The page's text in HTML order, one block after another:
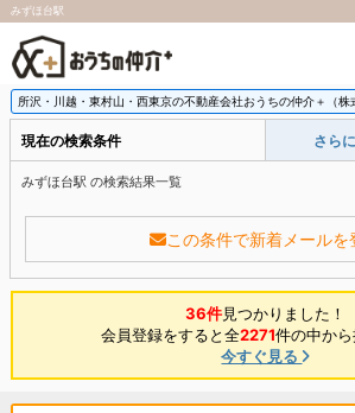
みずほ台駅
所沢・川越・東村山・西東京の不動産会社おうちの仲介＋（株
現在の検索条件 さら
みずほ台駅 の検索結果一覧
この条件で新着メールを
36件見つかりました！
会員登録をすると全2271件の中から
今すぐ見る